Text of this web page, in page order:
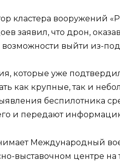
кластера вооружений
заявил, что дрон,
возможности выйти из-
которые уже
как крупные, так и
беспилотника
и передают
Международный
выставочном центре